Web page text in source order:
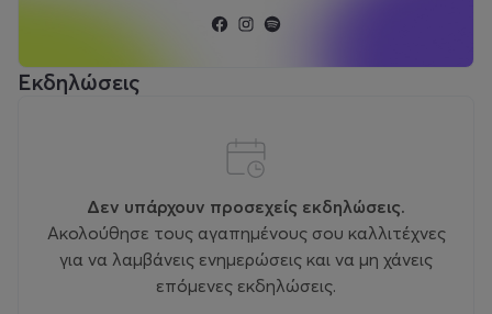
Εκδηλώσεις
Δεν υπάρχουν προσεχείς εκδηλώσεις.
Ακολούθησε τους αγαπημένους σου καλλιτέχνες
για να λαμβάνεις ενημερώσεις και να μη χάνεις
επόμενες εκδηλώσεις.